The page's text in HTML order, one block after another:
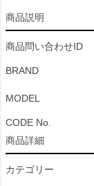
商品説明
商品問い合わせID
BRAND
MODEL
CODE No.
商品詳細
カテゴリー